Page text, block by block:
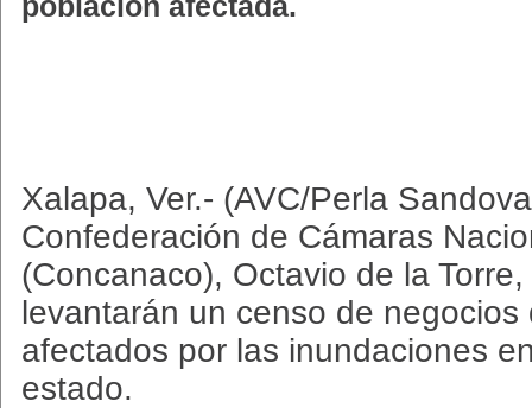
población afectada.
Xalapa, Ver.- (AVC/Perla
Confederación de Cámaras
(Concanaco), Octavio de la
levantarán un censo de negocios
afectados por las inundaciones
estado.